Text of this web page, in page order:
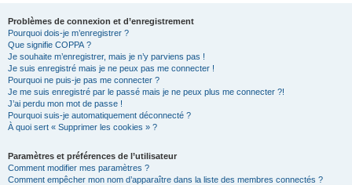
Problèmes de connexion et d’enregistrement
Pourquoi dois-je m’enregistrer ?
Que signifie COPPA ?
Je souhaite m’enregistrer, mais je n’y parviens pas !
Je suis enregistré mais je ne peux pas me connecter !
Pourquoi ne puis-je pas me connecter ?
Je me suis enregistré par le passé mais je ne peux plus me connecter ?!
J’ai perdu mon mot de passe !
Pourquoi suis-je automatiquement déconnecté ?
À quoi sert « Supprimer les cookies » ?
Paramètres et préférences de l’utilisateur
Comment modifier mes paramètres ?
Comment empêcher mon nom d’apparaître dans la liste des membres connectés ?